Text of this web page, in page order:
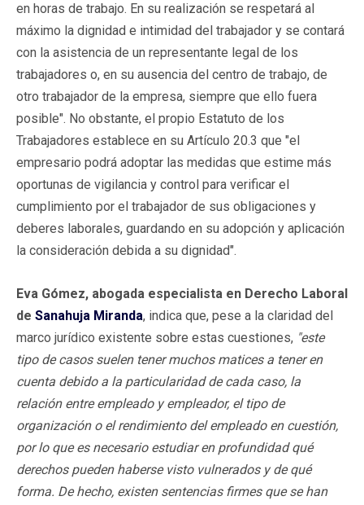
en horas de trabajo. En su realización se respetará al
máximo la dignidad e intimidad del trabajador y se contará
con la asistencia de un representante legal de los
trabajadores o, en su ausencia del centro de trabajo, de
otro trabajador de la empresa, siempre que ello fuera
posible". No obstante, el propio Estatuto de los
Trabajadores establece en su Artículo 20.3 que "el
empresario podrá adoptar las medidas que estime más
oportunas de vigilancia y control para verificar el
cumplimiento por el trabajador de sus obligaciones y
deberes laborales, guardando en su adopción y aplicación
la consideración debida a su dignidad".
Eva Gómez, abogada especialista en Derecho Laboral
de Sanahuja Miranda, indica que, pese a la claridad del
marco jurídico existente sobre estas cuestiones, "este
tipo de casos suelen tener muchos matices a tener en
cuenta debido a la particularidad de cada caso, la
relación entre empleado y empleador, el tipo de
organización o el rendimiento del empleado en cuestión,
por lo que es necesario estudiar en profundidad qué
derechos pueden haberse visto vulnerados y de qué
forma. De hecho, existen sentencias firmes que se han